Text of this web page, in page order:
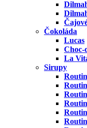
Čokoláda
Lucas
Choc-
La
Sirupy